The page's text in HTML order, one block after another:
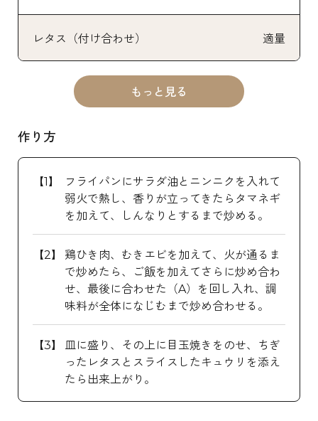
レタス（付け合わせ） 適量
もっと見る
作り方
フライパンにサラダ油とニンニクを入れて
弱火で熱し、香りが立ってきたらタマネギ
を加えて、しんなりとするまで炒める。
鶏ひき肉、むきエビを加えて、火が通るま
で炒めたら、ご飯を加えてさらに炒め合わ
せ、最後に合わせた（A）を回し入れ、調
味料が全体になじむまで炒め合わせる。
皿に盛り、その上に目玉焼きをのせ、ちぎ
ったレタスとスライスしたキュウリを添え
たら出来上がり。